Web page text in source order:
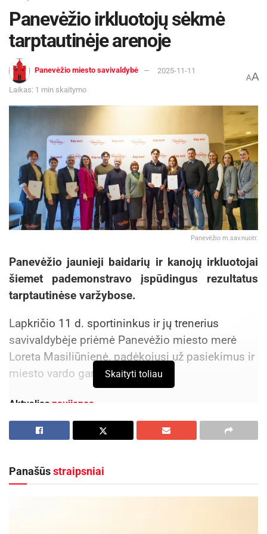
Panevėžio irkluotojų sėkmė
tarptautinėje arenoje
Panevėžio miesto savivaldybė 2025-11-11
Laikas: 1 min skaitymo
AA
Panevėžio m.sav.nuotr.
Panevėžio jaunieji baidarių ir kanojų irkluotojai
šiemet pademonstravo įspūdingus rezultatus
tarptautinėse varžybose.
Lapkričio 11 d. sportininkus ir jų trenerius
savivaldybėje priėmė Panevėžio miesto merė
Loreta Masiliūnienė, padėkojusi už pasiekimus ir
miesto vardo garsinimą.
Aktualios naujienos
Už aplinkosaugos pažangą Panevėžiui skirtas
rinksis Zarasuose
Skaityti toliau
Panašūsstraipsniai